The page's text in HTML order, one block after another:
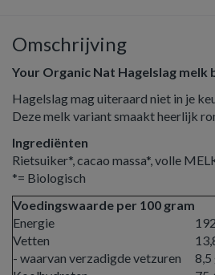
Omschrijving
Your Organic Nat Hagelslag melk
Hagelslag mag uiteraard niet in je
Deze melk variant smaakt heerlijk
Ingrediënten
Rietsuiker*, cacao massa*, volle
*= Biologisch
Voedingswaarde per 100 gram
Energie
Vetten
- waarvan verzadigde vetzuren
8,5